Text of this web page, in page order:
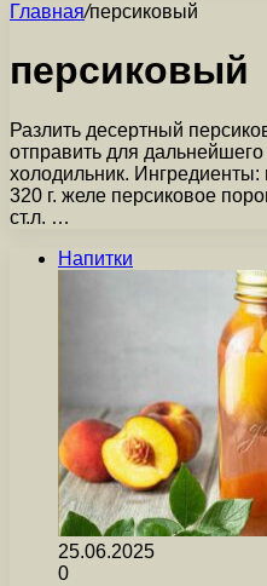
Главная/персиковый
персиковый
Разлить десертный
отправить для
холодильник.
320 г. желе персиковое
ст.л. …
Напитки
25.06.2025
0